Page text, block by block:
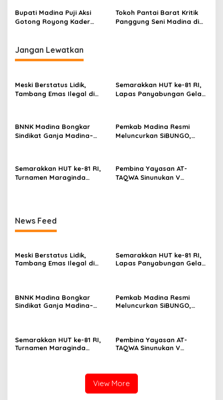
Terbatas Anggaran
Natal
Bupati Madina Puji Aksi
Gotong Royong Kader
Tokoh Pantai Barat Kritik
Panggung Seni Madina di
Jangan Lewatkan
Meski Berstatus Lidik,
Tambang Emas Ilegal di
Semarakkan HUT ke-81 RI,
Lapas Panyabungan Gelar
BNNK Madina Bongkar
Sindikat Ganja Madina–
Pemkab Madina Resmi
Meluncurkan SiBUNGO,
Semarakkan HUT ke-81 RI,
Turnamen Maraginda
Pembina Yayasan AT-
TAQWA Sinunukan V
News Feed
Meski Berstatus Lidik,
Tambang Emas Ilegal di
Semarakkan HUT ke-81 RI,
Lapas Panyabungan Gelar
BNNK Madina Bongkar
Sindikat Ganja Madina–
Pemkab Madina Resmi
Meluncurkan SiBUNGO,
Semarakkan HUT ke-81 RI,
Turnamen Maraginda
Pembina Yayasan AT-
TAQWA Sinunukan V
View More